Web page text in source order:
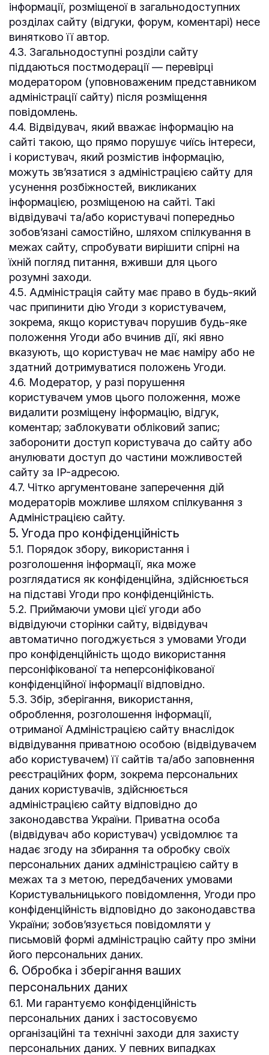
інформації, розміщеної в загальнодоступних
розділах сайту (відгуки, форум, коментарі) несе
винятково її автор.
4.3. Загальнодоступні розділи сайту
піддаються постмодерації — перевірці
модератором (уповноваженим представником
адміністрації сайту) після розміщення
повідомлень.
4.4. Відвідувач, який вважає інформацію на
сайті такою, що прямо порушує чиїсь інтереси,
і користувач, який розмістив інформацію,
можуть зв’язатися з адміністрацією сайту для
усунення розбіжностей, викликаних
інформацією, розміщеною на сайті. Такі
відвідувачі та/або користувачі попередньо
зобов’язані самостійно, шляхом спілкування в
межах сайту, спробувати вирішити спірні на
їхній погляд питання, вживши для цього
розумні заходи.
4.5. Адміністрація сайту має право в будь-який
час припинити дію Угоди з користувачем,
зокрема, якщо користувач порушив будь-яке
положення Угоди або вчинив дії, які явно
вказують, що користувач не має наміру або не
здатний дотримуватися положень Угоди.
4.6. Модератор, у разі порушення
користувачем умов цього положення, може
видалити розміщену інформацію, відгук,
коментар; заблокувати обліковий запис;
заборонити доступ користувача до сайту або
анулювати доступ до частини можливостей
сайту за IP-адресою.
4.7. Чітко аргументоване заперечення дій
модераторів можливе шляхом спілкування з
Адміністрацією сайту.
5. Угода про конфіденційність
5.1. Порядок збору, використання і
розголошення інформації, яка може
розглядатися як конфіденційна, здійснюється
на підставі Угоди про конфіденційність.
5.2. Приймаючи умови цієї угоди або
відвідуючи сторінки сайту, відвідувач
автоматично погоджується з умовами Угоди
про конфіденційність щодо використання
персоніфікованої та неперсоніфікованої
конфіденційної інформації відповідно.
5.3. Збір, зберігання, використання,
оброблення, розголошення інформації,
отриманої Адміністрацією сайту внаслідок
відвідування приватною особою (відвідувачем
або користувачем) її сайтів та/або заповнення
реєстраційних форм, зокрема персональних
даних користувачів, здійснюється
адміністрацією сайту відповідно до
законодавства України. Приватна особа
(відвідувач або користувач) усвідомлює та
надає згоду на збирання та обробку своїх
персональних даних адміністрацією сайту в
межах та з метою, передбачених умовами
Користувальницького повідомлення, Угоди про
конфіденційність відповідно до законодавства
України; зобов’язується повідомляти у
письмовій формі адміністрацію сайту про зміни
його персональних даних.
6. Обробка і зберігання ваших
персональних даних
6.1. Ми гарантуємо конфіденційність
персональних даних і застосовуємо
організаційні та технічні заходи для захисту
персональних даних. У певних випадках